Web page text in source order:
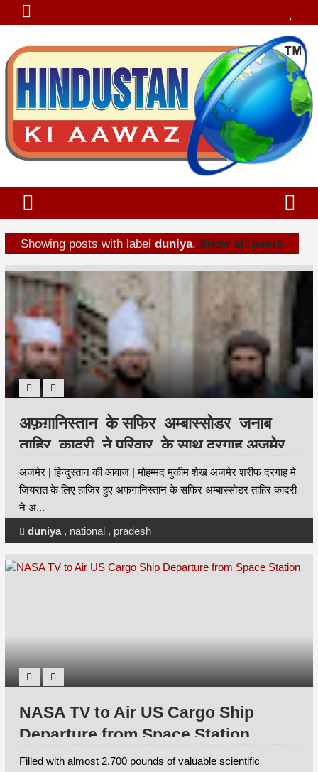
Showing posts with labelduniya.Show all posts
अफ़ग़ानिस्तान के सफिर अम्बास्सोडर जनाब
ताहिर क़ादरी ने परिवार के साथ दरगाह अजमेर
शरीफ की ज़ियारत की।
अजमेर | हिन्दुस्तान की आवाज | मोहम्मद मुकीम शेख अजमेर शरीफ दरगाह मे
जियरात के लिए हाजिर हुए अफगानिस्तान के सफिर अम्बास्सोडर ताहिर कादरी
ने अ...
duniya, national, pradesh
NASA TV to Air US Cargo Ship
Departure from Space Station
Filled with almost 2,700 pounds of valuable scientific